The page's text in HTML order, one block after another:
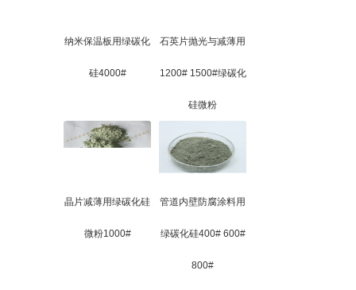
纳米保温板用绿碳化
硅4000#
石英片抛光与减薄用
1200# 1500#绿碳化
硅微粉
晶片减薄用绿碳化硅
微粉1000#
管道内壁防腐涂料用
绿碳化硅400# 600#
800#